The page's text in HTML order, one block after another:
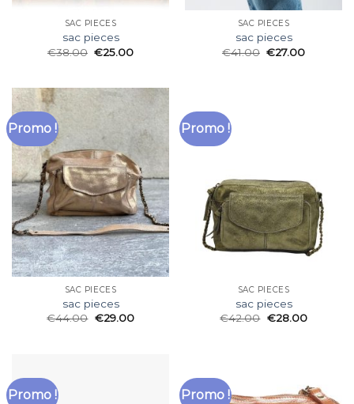
SAC PIECES
sac pieces
€38.00 €25.00
SAC PIECES
sac pieces
€41.00 €27.00
Promo !
SAC PIECES
sac pieces
€44.00 €29.00
Promo !
SAC PIECES
sac pieces
€42.00 €28.00
Promo ! Promo !